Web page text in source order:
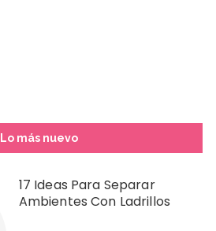
Lo más nuevo
17 Ideas Para Separar
Ambientes Con Ladrillos